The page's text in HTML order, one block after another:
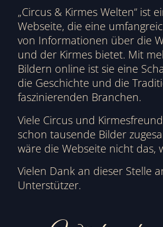
„Circus & Kirmes Welten“ ist
Webseite, die eine
von Informationen über die
und der Kirmes bietet. Mit
Bildern online ist sie eine
die Geschichte und die
faszinierenden Branchen.
Viele Circus und
schon tausende Bilder
wäre die Webseite nicht das,
Vielen Dank an dieser Stelle
Unterstützer.